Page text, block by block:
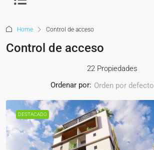
Home Control de acceso
Control de acceso
22 Propiedades
Ordenar por: Orden por defecto
DESTACADO